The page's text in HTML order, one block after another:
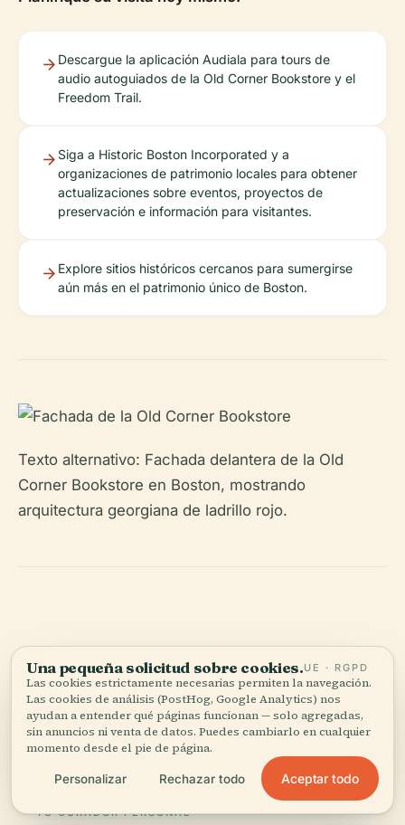
Descargue la aplicación Audiala para tours de
audio autoguiados de la Old Corner Bookstore y el
Freedom Trail.
Siga a Historic Boston Incorporated y a
organizaciones de patrimonio locales para obtener
actualizaciones sobre eventos, proyectos de
preservación e información para visitantes.
Explore sitios históricos cercanos para sumergirse
aún más en el patrimonio único de Boston.
Texto alternativo: Fachada delantera de la Old
Corner Bookstore en Boston, mostrando
arquitectura georgiana de ladrillo rojo.
Escucha la historia completa en la app
TU CURADOR PERSONAL
Una pequeña solicitud sobre cookies.UE · RGPD
Las cookies estrictamente necesarias permiten la navegación.
Las cookies de análisis (PostHog, Google Analytics) nos
ayudan a entender qué páginas funcionan — solo agregadas,
sin anuncios ni venta de datos. Puedes cambiarlo en cualquier
momento desde el pie de página.
Personalizar Rechazar todo Aceptar todo